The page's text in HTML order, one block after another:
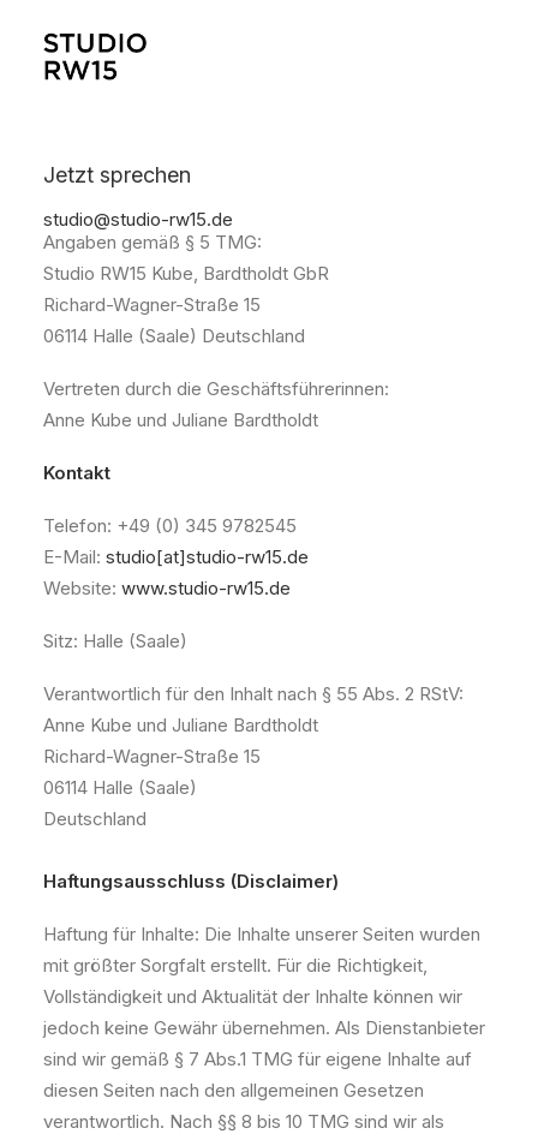
Jetzt sprechen
studio@studio-rw15.de
Impressum
Angaben gemäß § 5 TMG:
Studio RW15 Kube, Bardtholdt GbR
Richard-Wagner-Straße 15
06114 Halle (Saale) Deutschland
Vertreten durch die Geschäftsführerinnen:
Anne Kube und Juliane Bardtholdt
Kontakt
Telefon: +49 (0) 345 9782545
E-Mail: studio[at]studio-rw15.de
Website: www.studio-rw15.de
Sitz: Halle (Saale)
Verantwortlich für den Inhalt nach § 55 Abs. 2 RStV:
Anne Kube und Juliane Bardtholdt
Richard-Wagner-Straße 15
06114 Halle (Saale)
Deutschland
Haftungsausschluss (Disclaimer)
Haftung für Inhalte: Die Inhalte unserer Seiten wurden
mit größter Sorgfalt erstellt. Für die Richtigkeit,
Vollständigkeit und Aktualität der Inhalte können wir
jedoch keine Gewähr übernehmen. Als Dienstanbieter
sind wir gemäß § 7 Abs.1 TMG für eigene Inhalte auf
diesen Seiten nach den allgemeinen Gesetzen
verantwortlich. Nach §§ 8 bis 10 TMG sind wir als